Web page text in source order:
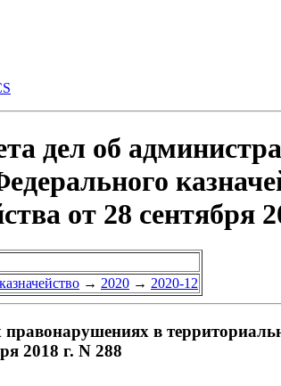
дел об
от 28 сентября
→ 2020 → 2020-12
в
2018 г. N 288